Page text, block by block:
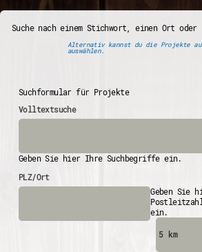
Suche nach einem Stichwort, einen Ort oder
Alternativ kannst du die Projekte
auswählen.
Suchformular für Projekte
Volltextsuche
Geben Sie hier Ihre Suchbegriffe ein.
PLZ/Ort
Geben Sie
ein.